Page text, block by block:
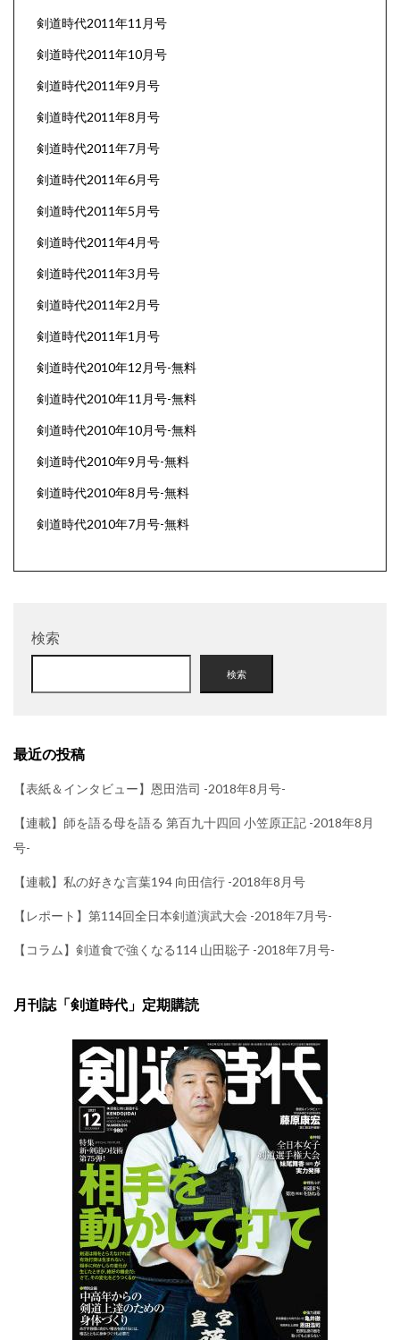
剣道時代2011年11月号
剣道時代2011年10月号
剣道時代2011年9月号
剣道時代2011年8月号
剣道時代2011年7月号
剣道時代2011年6月号
剣道時代2011年5月号
剣道時代2011年4月号
剣道時代2011年3月号
剣道時代2011年2月号
剣道時代2011年1月号
剣道時代2010年12月号-無料
剣道時代2010年11月号-無料
剣道時代2010年10月号-無料
剣道時代2010年9月号-無料
剣道時代2010年8月号-無料
剣道時代2010年7月号-無料
検索
検索
最近の投稿
【表紙＆インタビュー】恩田浩司 -2018年8月号-
【連載】師を語る母を語る 第百九十四回 小笠原正記 -2018年8月
号-
【連載】私の好きな言葉194 向田信行 -2018年8月号
【レポート】第114回全日本剣道演武大会 -2018年7月号-
【コラム】剣道食で強くなる114 山田聡子 -2018年7月号-
月刊誌「剣道時代」定期購読